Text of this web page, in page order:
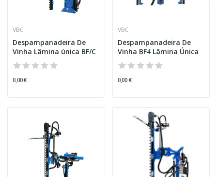
VBC
Despampanadeira De
Vinha Lâmina única BF/C
0,00 €
VBC
Despampanadeira De
Vinha BF4 Lâmina Única
0,00 €